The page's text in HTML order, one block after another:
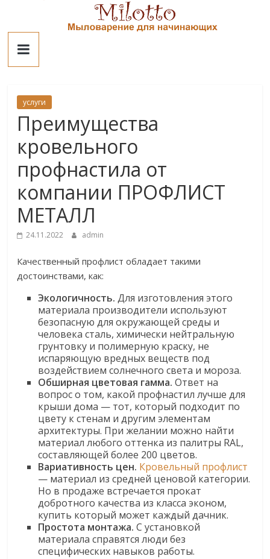
contentМилотто
услуги
Преимущества
кровельного
профнастила от
компании ПРОФЛИСТ
МЕТАЛЛ
24.11.2022 admin
Качественный профлист обладает такими
достоинствами, как:
Экологичность. Для изготовления этого
материала производители используют
безопасную для окружающей среды и
человека сталь, химически нейтральную
грунтовку и полимерную краску, не
испаряющую вредных веществ под
воздействием солнечного света и мороза.
Обширная цветовая гамма. Ответ на
вопрос о том, какой профнастил лучше для
крыши дома — тот, который подходит по
цвету к стенам и другим элементам
архитектуры. При желании можно найти
материал любого оттенка из палитры RAL,
составляющей более 200 цветов.
Вариативность цен. Кровельный профлист
— материал из средней ценовой категории.
Но в продаже встречается прокат
добротного качества из класса эконом,
купить который может каждый дачник.
Простота монтажа. С установкой
материала справятся люди без
специфических навыков работы.